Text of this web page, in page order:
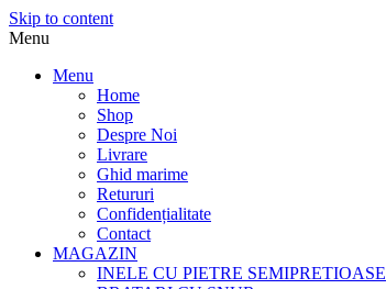
Skip to content
Menu
Menu
Home
Shop
Despre Noi
Livrare
Ghid marime
Retururi
Confidențialitate
Contact
MAGAZIN
INELE CU PIETRE SEMIPRETIOASE